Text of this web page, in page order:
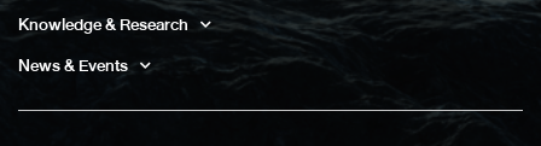
Knowledge & Research
News & Events